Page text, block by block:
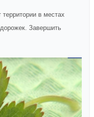
в местах
Завершить